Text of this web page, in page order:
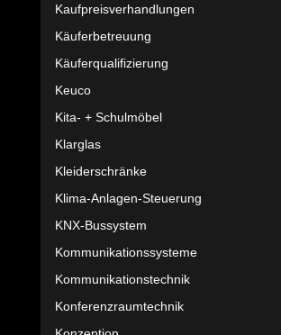
Kaufpreisverhandlungen
Käuferbetreuung
Käuferqualifizierung
Keuco
Kita- + Schulmöbel
Klarglas
Kleiderschränke
Klima-Anlagen-Steuerung
KNX-Bussystem
Kommunikationssysteme
Kommunikationstechnik
Konferenzraumtechnik